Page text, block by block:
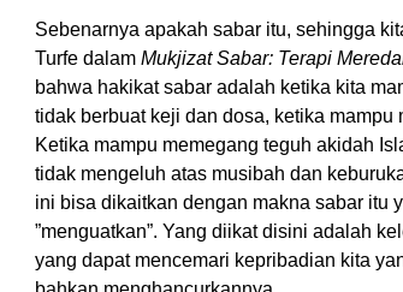
Sebenarnya apakah sabar itu, sehingga
Turfe dalam Mukjizat Sabar: Terapi
bahwa hakikat sabar adalah ketika kita
tidak berbuat keji dan dosa, ketika mampu
Ketika mampu memegang teguh akidah
tidak mengeluh atas musibah dan
ini bisa dikaitkan dengan makna sabar itu
”menguatkan”. Yang diikat disini adalah
yang dapat mencemari kepribadian kita